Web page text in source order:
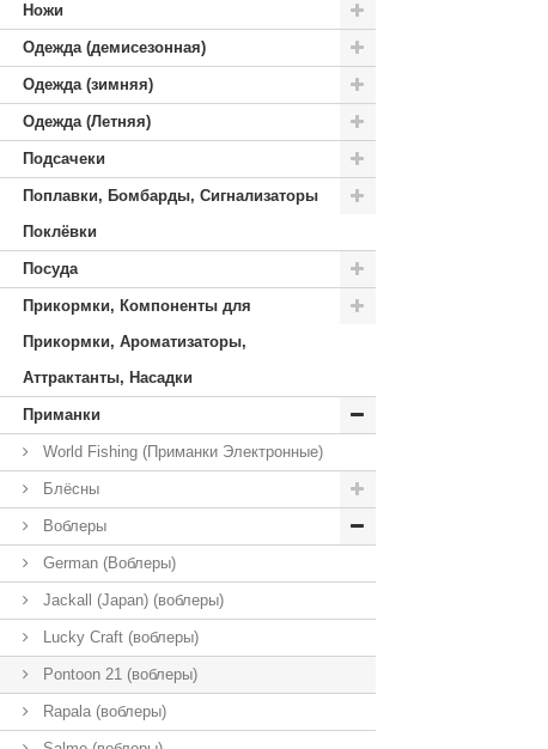
Ножи
Одежда (демисезонная)
Одежда (зимняя)
Одежда (Летняя)
Подсачеки
Поплавки, Бомбарды, Сигнализаторы
Поклёвки
Посуда
Прикормки, Компоненты для
Прикормки, Ароматизаторы,
Аттрактанты, Насадки
Приманки
World Fishing (Приманки Электронные)
Блёсны
Воблеры
German (Воблеры)
Jackall (Japan) (воблеры)
Lucky Craft (воблеры)
Pontoon 21 (воблеры)
Rapala (воблеры)